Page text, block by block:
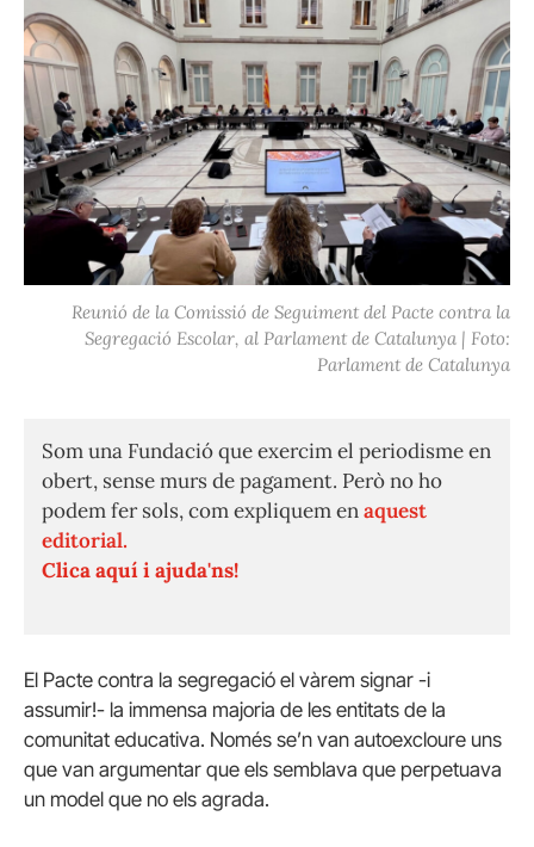
Reunió de la Comissió de Seguiment del Pacte contra la
Segregació Escolar, al Parlament de Catalunya | Foto:
Parlament de Catalunya
Som una Fundació que exercim el periodisme en
obert, sense murs de pagament. Però no ho
podem fer sols, com expliquem enaquest
editorial.
Clica aquí i ajuda'ns!
El Pacte contra la segregació el vàrem signar -i
assumir!- la immensa majoria de les entitats de la
comunitat educativa. Només se’n van autoexcloure uns
que van argumentar que els semblava que perpetuava
un model que no els agrada.